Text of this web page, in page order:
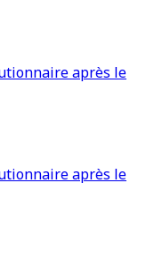
après le
après le